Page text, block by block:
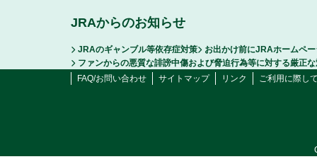
JRAからのお知らせ
JRAのギャンブル等依存症対策
お出かけ前にJRAホームペ
ファンからの悪質な誹謗中傷および脅迫行為等に対する厳正
FAQ/お問い合わせ
サイトマップ リンク ご利用に際し